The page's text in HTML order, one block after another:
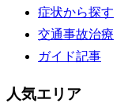
症状から探す
交通事故治療
ガイド記事
人気エリア